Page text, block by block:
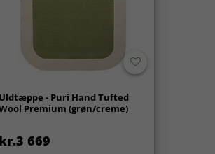
Uldtæppe - Puri Hand Tufted
Premium (grøn/creme)
kr.3 669